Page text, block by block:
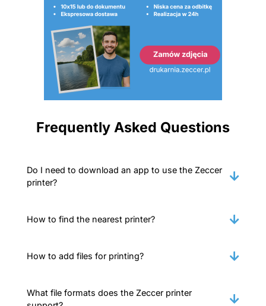
Frequently Asked Questions
Do I need to download an app to use the Zeccer
printer?
How to find the nearest printer?
How to add files for printing?
What file formats does the Zeccer printer